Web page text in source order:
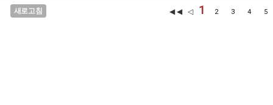
새로고침 ◀◀ ◁ 1 2 3 4